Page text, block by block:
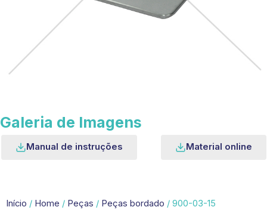
Galeria de Imagens
Manual de instruções Material online
Início / Home / Peças / Peças bordado / 900-03-15